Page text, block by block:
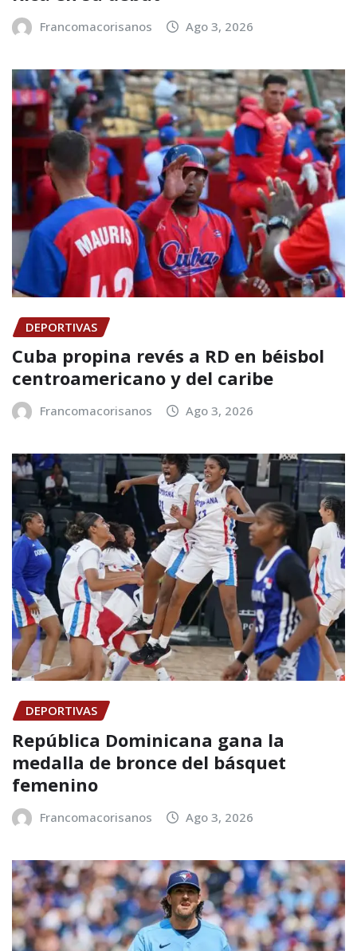
Francomacorisanos Ago 3, 2026
DEPORTIVAS
Cuba propina revés a RD en béisbol
centroamericano y del caribe
Francomacorisanos Ago 3, 2026
DEPORTIVAS
República Dominicana gana la
medalla de bronce del básquet
femenino
Francomacorisanos Ago 3, 2026